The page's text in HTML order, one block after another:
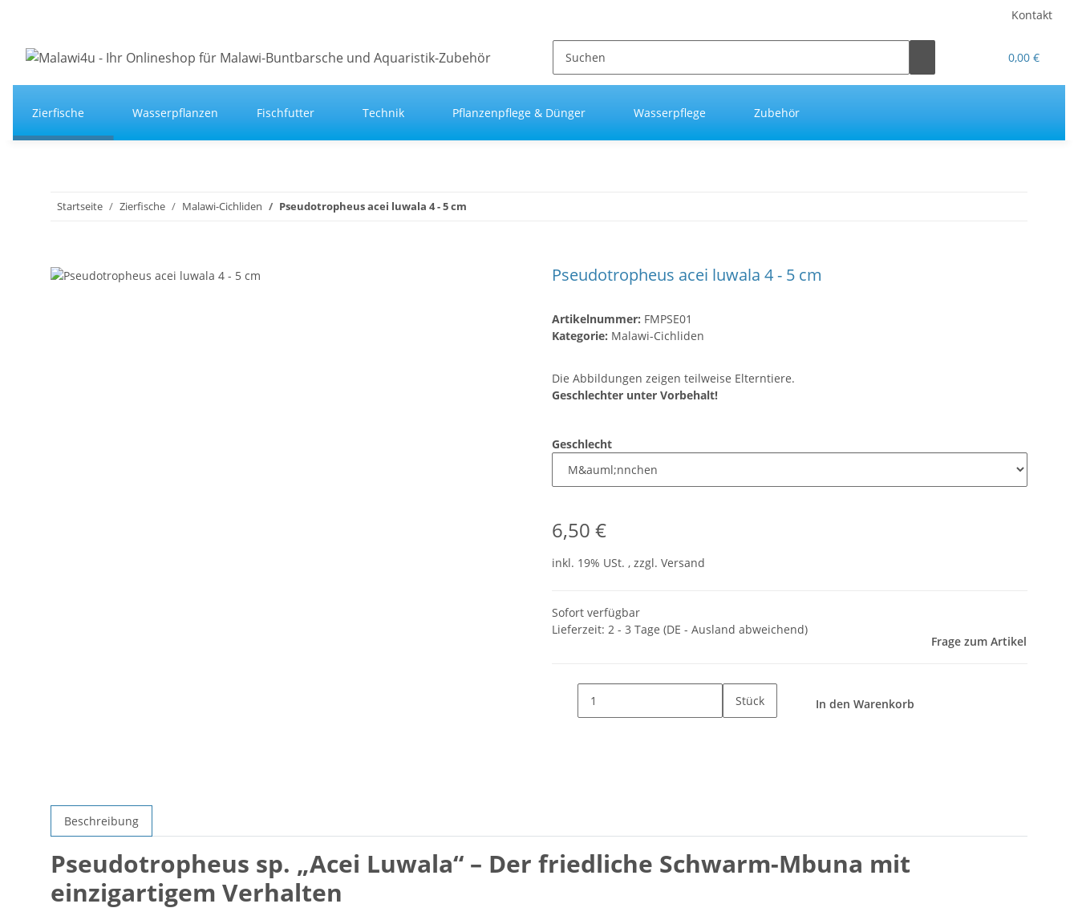
Kontakt
0,00 €
Zierfische Wasserpflanzen Fischfutter Technik Pflanzenpflege & Dünger Wasserpflege Zubehör
Startseite Zierfische Malawi-Cichliden Pseudotropheus acei luwala 4 - 5 cm
Pseudotropheus acei luwala 4 - 5 cm
Artikelnummer: FMPSE01
Kategorie: Malawi-Cichliden
Die Abbildungen zeigen teilweise Elterntiere.
Geschlechter unter Vorbehalt!
Geschlecht
6,50 €
inkl. 19% USt. , zzgl. Versand
Sofort verfügbar
Lieferzeit: 2 - 3 Tage (DE - Ausland abweichend)
Frage zum Artikel
Stück In den Warenkorb
Beschreibung
Pseudotropheus sp. „Acei Luwala“ – Der friedliche Schwarm-Mbuna mit
einzigartigem Verhalten